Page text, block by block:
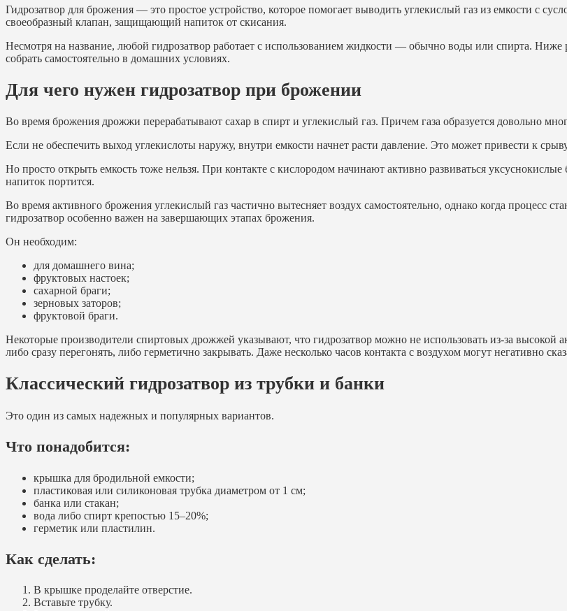
Гидрозатвор для брожения — это простое устройство, которое помогает выводить углекислый газ из емкости с
своеобразный клапан, защищающий напиток от скисания.
Несмотря на название, любой гидрозатвор работает с использованием жидкости — обычно воды или спирта.
собрать самостоятельно в домашних условиях.
Для чего нужен гидрозатвор при брожении
Во время брожения дрожжи перерабатывают сахар в спирт и углекислый газ. Причем газа образуется довольно
Если не обеспечить выход углекислоты наружу, внутри емкости начнет расти давление. Это может привести к
Но просто открыть емкость тоже нельзя. При контакте с кислородом начинают активно развиваться
напиток портится.
Во время активного брожения углекислый газ частично вытесняет воздух самостоятельно, однако когда процесс
гидрозатвор особенно важен на завершающих этапах брожения.
Он необходим:
для домашнего вина;
фруктовых настоек;
сахарной браги;
зерновых заторов;
фруктовой браги.
Некоторые производители спиртовых дрожжей указывают, что гидрозатвор можно не использовать из-за высокой
либо сразу перегонять, либо герметично закрывать. Даже несколько часов контакта с воздухом могут негативно
Классический гидрозатвор из трубки и банки
Это один из самых надежных и популярных вариантов.
Что понадобится:
крышка для бродильной емкости;
пластиковая или силиконовая трубка диаметром от 1 см;
банка или стакан;
вода либо спирт крепостью 15–20%;
герметик или пластилин.
Как сделать:
В крышке проделайте отверстие.
Вставьте трубку.